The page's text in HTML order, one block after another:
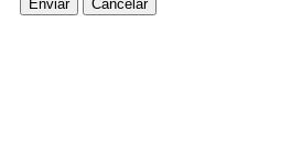
Enviar Cancelar